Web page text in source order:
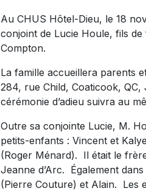
Au CHUS Hôtel-Dieu, le 18
conjoint de Lucie Houle, fils
Compton.
La famille accueillera parents
284, rue Child, Coaticook, QC,
cérémonie d’adieu suivra au
Outre sa conjointe Lucie, M.
petits-enfants : Vincent et
(Roger Ménard). Il était le
Jeanne d’Arc. Également
(Pierre Couture) et Alain. Les